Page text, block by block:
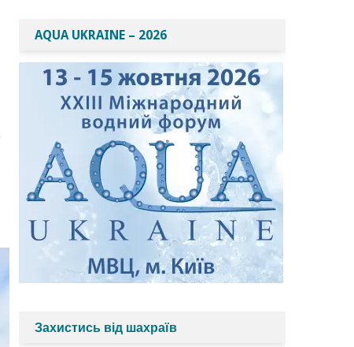
AQUA UKRAINE – 2026
Захистись від шахраїв